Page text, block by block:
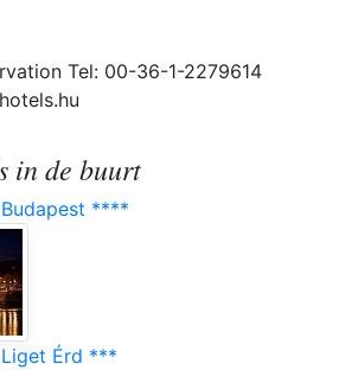
Tel: 00-36-1-2279614
in de buurt
****
Érd ***